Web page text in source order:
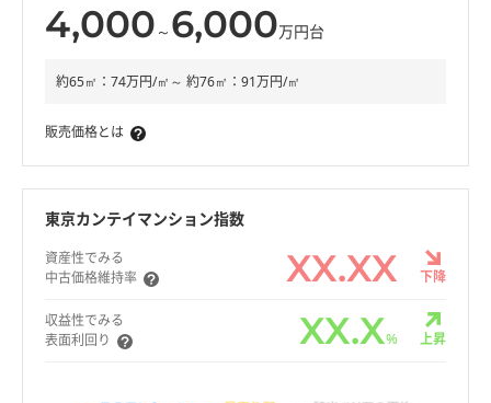
4,000 ～ 6,000万円台
約65㎡：74万円/㎡～ 約76㎡：91万円/㎡
販売価格とは
東京カンテイマンション指数
資産性でみる
中古価格維持率
XX.XX 下降
収益性でみる
表面利回り
XX.X% 上昇